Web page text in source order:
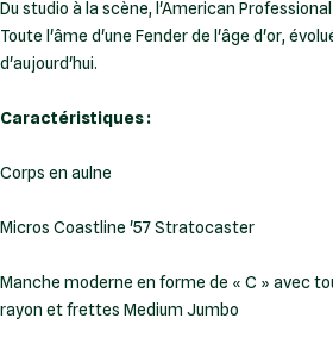
Du studio à la scène, l'American
Toute l'âme d'une Fender de l'âge d'or,
d'aujourd'hui.
Caractéristiques :
Corps en aulne
Micros Coastline '57 Stratocaster
Manche moderne en forme de « C » avec
rayon et frettes Medium Jumbo